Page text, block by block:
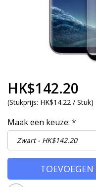
HK$142.20
(Stukprijs: HK$14.22 / Stuk)
Maak een keuze: *